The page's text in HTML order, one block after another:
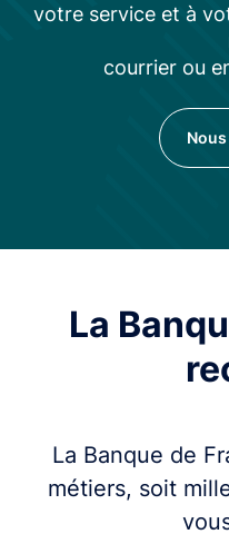
votre service et à
courrier ou
La
La Banque de
métiers, soit